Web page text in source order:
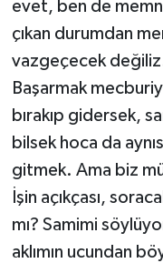
evet, ben de
çıkan durumdan
vazgeçecek
Başarmak
bırakıp gidersek,
bilsek hoca da
gitmek. Ama biz
İşin açıkçası,
mı? Samimi
aklımın ucundan